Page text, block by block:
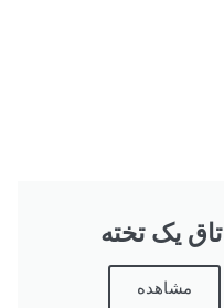
اتاق یک تخته
مشاهده